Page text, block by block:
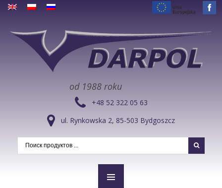
od 1988 roku
+48 52 322 05 63
ul. Rynkowska 2, 85-503 Bydgoszcz